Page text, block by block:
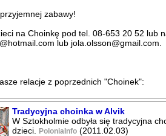
zabawy!
na Choinkę pod tel. 08-653 20 52 lub
lub jola.olsson@gmail.com.
relacje z poprzednich "Choinek":
Tradycyjna choinka w Alvik
W Sztokholmie odbyła się tradycyjna
dzieci. PoloniaInfo (2011.02.03)